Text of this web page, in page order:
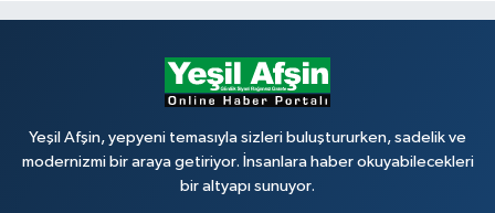
Yeşil Afşin, yepyeni temasıyla sizleri buluştururken, sadelik ve
modernizmi bir araya getiriyor. İnsanlara haber okuyabilecekleri
bir altyapı sunuyor.